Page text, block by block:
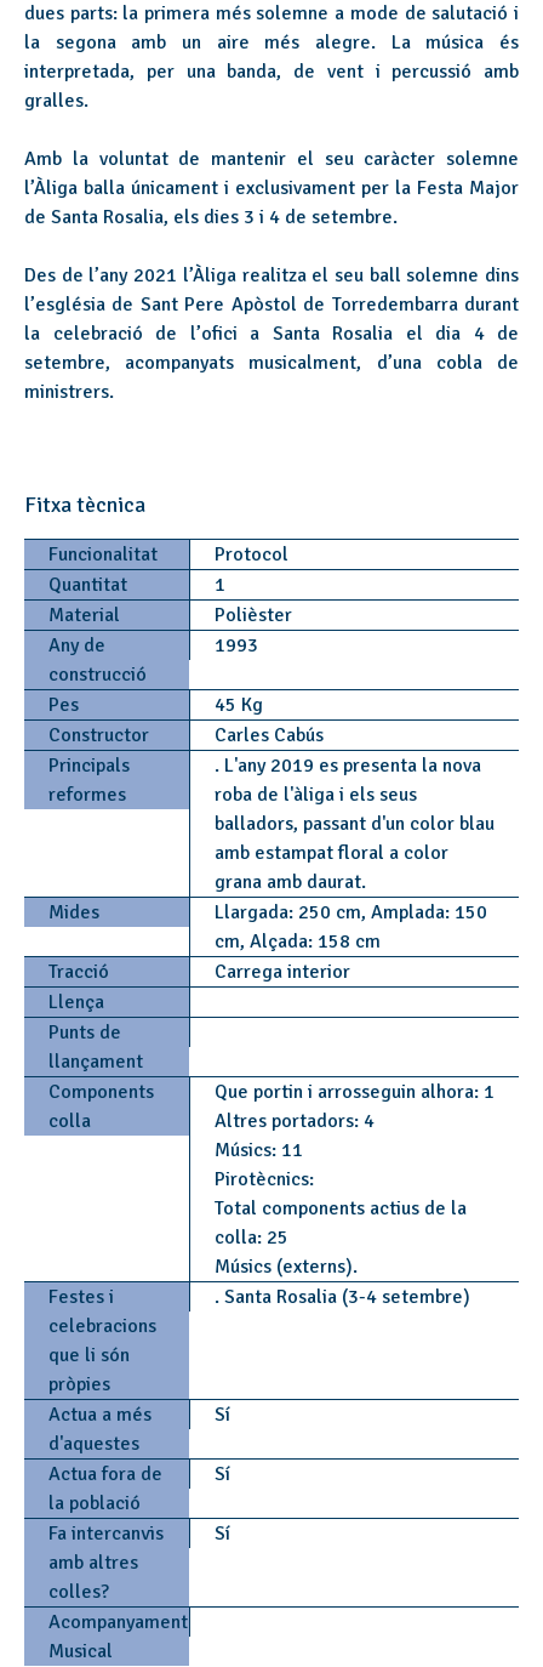
dues parts: la primera més solemne a mode de salutació i
la segona amb un aire més alegre. La música és
interpretada, per una banda, de vent i percussió amb
gralles.
Amb la voluntat de mantenir el seu caràcter solemne
l’Àliga balla únicament i exclusivament per la Festa Major
de Santa Rosalia, els dies 3 i 4 de setembre.
Des de l’any 2021 l’Àliga realitza el seu ball solemne dins
l’església de Sant Pere Apòstol de Torredembarra durant
la celebració de l’ofici a Santa Rosalia el dia 4 de
setembre, acompanyats musicalment, d’una cobla de
ministrers.
Fitxa tècnica
Funcionalitat
Protocol
Quantitat
1
Material
Polièster
Any de
construcció
1993
Pes
45 Kg
Constructor
Carles Cabús
Principals
reformes
. L'any 2019 es presenta la nova
roba de l'àliga i els seus
balladors, passant d'un color blau
amb estampat floral a color
grana amb daurat.
Mides
Llargada: 250 cm, Amplada: 150
cm, Alçada: 158 cm
Tracció
Carrega interior
Llença
Punts de
llançament
Components
colla
Que portin i arrosseguin alhora: 1
Altres portadors: 4
Músics: 11
Pirotècnics:
Total components actius de la
colla: 25
Músics (externs).
Festes i
celebracions
que li són
pròpies
. Santa Rosalia (3-4 setembre)
Actua a més
d'aquestes
Sí
Actua fora de
la població
Sí
Fa intercanvis
amb altres
colles?
Sí
Acompanyament
Musical